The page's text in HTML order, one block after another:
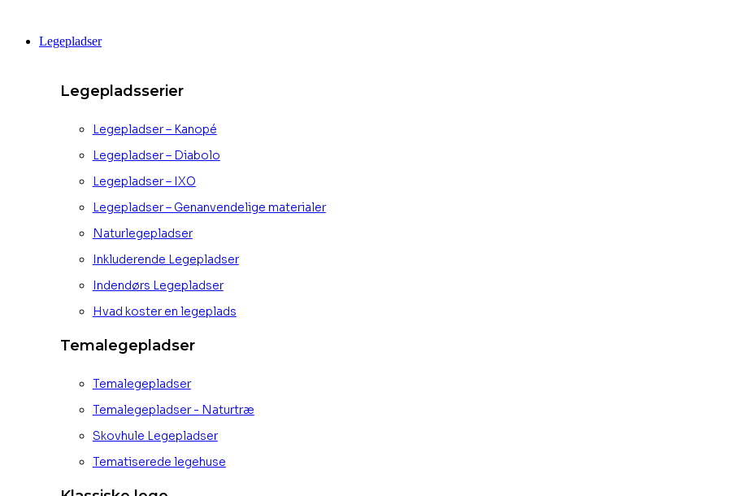
indholdLegepladser
Legepladsserier
Legepladser – Kanopé
Legepladser – Diabolo
Legepladser – IXO
Legepladser – Genanvendelige materialer
Naturlegepladser
Inkluderende Legepladser
Indendørs Legepladser
Hvad koster en legeplads
Temalegepladser
Temalegepladser
Temalegepladser - Naturtræ
Skovhule Legepladser
Tematiserede legehuse